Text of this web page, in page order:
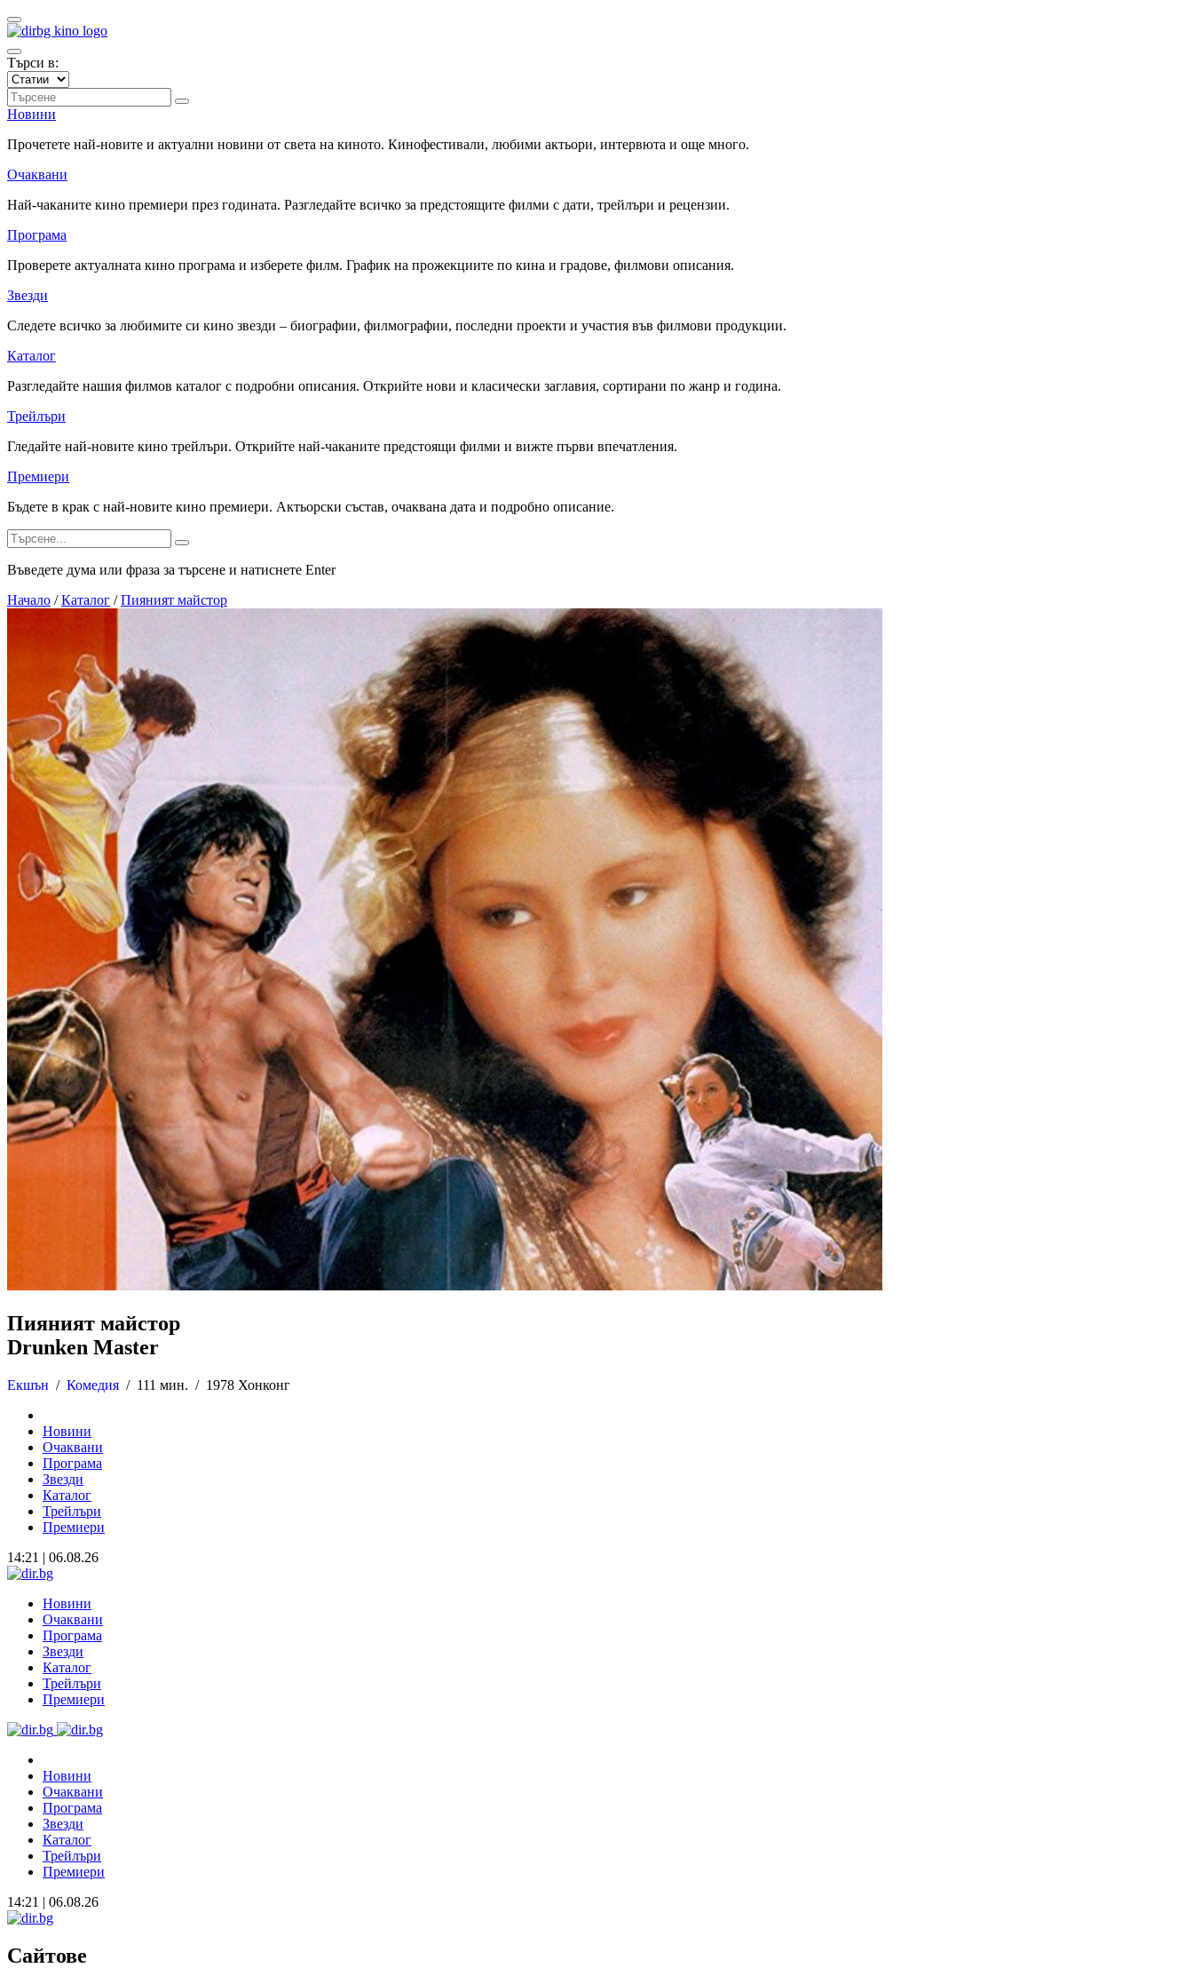
Търси в:
Новини
Прочетете най-новите и актуални новини от света на киното. Кинофестивали, любими актьори, интервюта и още много.
Очаквани
Най-чаканите кино премиери през годината. Разгледайте всичко за предстоящите филми с дати, трейлъри и рецензии.
Програма
Проверете актуалната кино програма и изберете филм. График на прожекциите по кина и градове, филмови описания.
Звезди
Следете всичко за любимите си кино звезди – биографии, филмографии, последни проекти и участия във филмови продукции.
Каталог
Разгледайте нашия филмов каталог с подробни описания. Открийте нови и класически заглавия, сортирани по жанр и година.
Трейлъри
Гледайте най-новите кино трейлъри. Открийте най-чаканите предстоящи филми и вижте първи впечатления.
Премиери
Бъдете в крак с най-новите кино премиери. Актьорски състав, очаквана дата и подробно описание.
Въведете дума или фраза за търсене и натиснете Enter
Начало / Каталог / Пияният майстор
Пияният майстор
Drunken Master
Екшън / Комедия / 111 мин. / 1978 Хонконг
Новини
Очаквани
Програма
Звезди
Каталог
Трейлъри
Премиери
14:21 | 06.08.26
Новини
Очаквани
Програма
Звезди
Каталог
Трейлъри
Премиери
Новини
Очаквани
Програма
Звезди
Каталог
Трейлъри
Премиери
14:21 | 06.08.26
Сайтове